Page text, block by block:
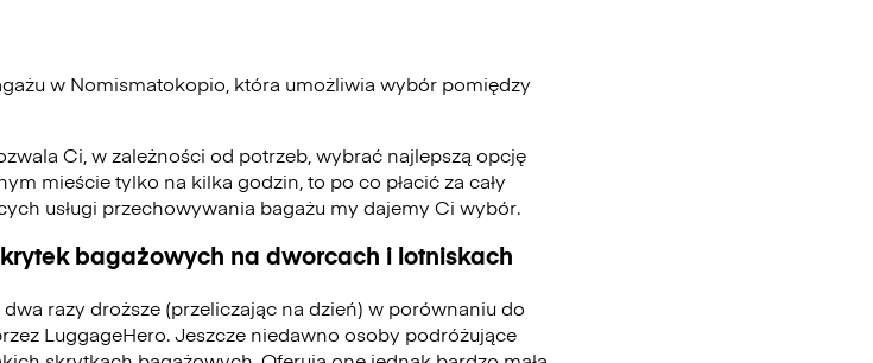
w Nomismatokopio, która umożliwia wybór pomiędzy
Ci, w zależności od potrzeb, wybrać najlepszą opcję
mieście tylko na kilka godzin, to po co płacić za cały
usługi przechowywania bagażu my dajemy Ci wybór.
bagażowych na dworcach i lotniskach
razy droższe (przeliczając na dzień) w porównaniu do
LuggageHero. Jeszcze niedawno osoby podróżujące